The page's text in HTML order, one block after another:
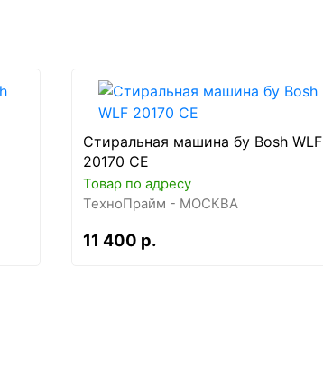
Стиральная машина бу Bosh WLF
20170 CE
Товар по адресу
ТехноПрайм - МОСКВА
11 400 р.